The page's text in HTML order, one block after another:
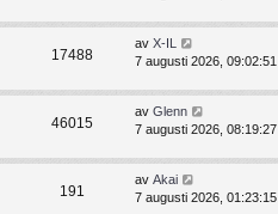
17488
av X-IL
7 augusti 2026, 09:02:51
46015
av Glenn
7 augusti 2026, 08:19:27
191
av Akai
7 augusti 2026, 01:23:15